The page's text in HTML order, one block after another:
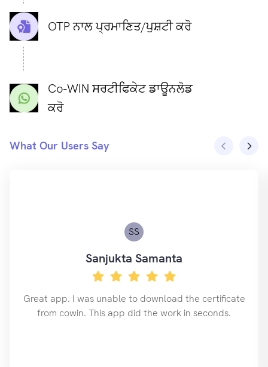
OTP ਨਾਲ ਪ੍ਰਮਾਣਿਤ/ਪੁਸ਼ਟੀ ਕਰੋ
Co-WIN ਸਰਟੀਫਿਕੇਟ ਡਾਊਨਲੋਡ
ਕਰੋ
What Our Users Say
SS
Sanjukta Samanta
Great app. I was unable to download the certificate
from cowin. This app did the work in seconds.